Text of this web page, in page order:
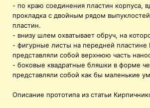
- по краю соединения пластин корпуса,
прокладка с двойным рядом
пластин.
- внизу шлем охватывает обруч, на
- фигурные листы на передней пластине
представляли собой верхнюю часть
- боковые квадратные бляшки в форме
представляли собой как бы маленькие
Описание прототипа из статьи